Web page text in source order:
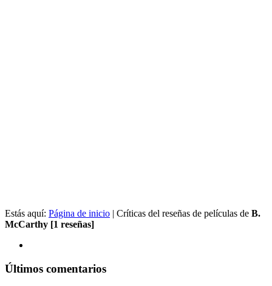
Estás aquí: Página de inicio | Críticas del reseñas de películas de B.
McCarthy [1 reseñas]
Últimos comentarios